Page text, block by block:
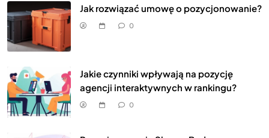
Jak rozwiązać umowę o pozycjonowanie?
0
Jakie czynniki wpływają na pozycję
agencji interaktywnych w rankingu?
0